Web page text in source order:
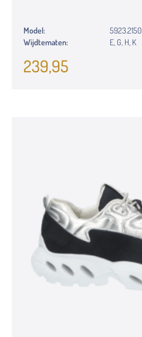
Model:
5923.2150
Wijdtematen:
E, G, H, K
239,95